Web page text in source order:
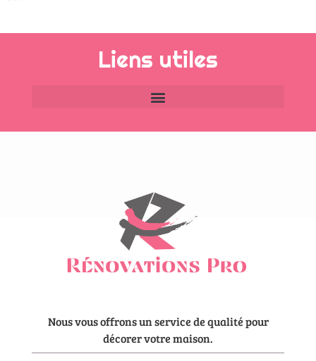
Nous vous offrons un service de qualité pour
décorer votre maison.
Liens utiles